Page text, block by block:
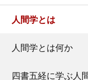
人間学とは
人間学とは何か
四書五経に学ぶ人